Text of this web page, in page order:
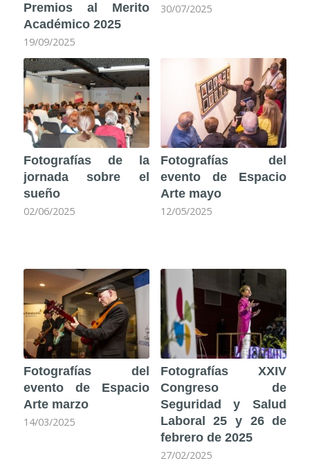
Premios al Merito
Académico 2025
19/09/2025
30/07/2025
Fotografías de la
jornada sobre el
sueño
02/06/2025
Fotografías del
evento de Espacio
Arte mayo
12/05/2025
Fotografías del
evento de Espacio
Arte marzo
14/03/2025
Fotografías XXIV
Congreso de
Seguridad y Salud
Laboral 25 y 26 de
febrero de 2025
27/02/2025